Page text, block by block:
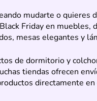
mudarte o quieres
Friday en muebles,
mesas elegantes y
de dormitorio y
tiendas ofrecen
directamente en